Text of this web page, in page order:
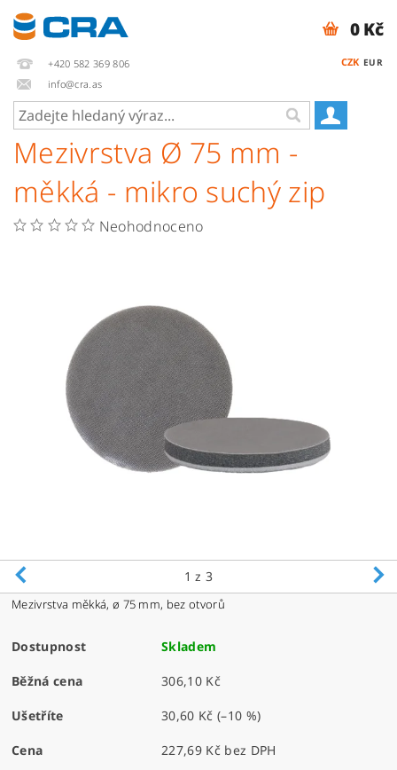
+420 582 369 806
info@cra.as
CZK EUR
0 Kč
Mezivrstva Ø 75 mm -
měkká - mikro suchý zip
Neohodnoceno
1 z 3
Mezivrstva měkká, ø 75 mm, bez otvorů
Dostupnost Skladem
Běžná cena 306,10 Kč
Ušetříte 30,60 Kč (–10 %)
Cena 227,69 Kč bez DPH